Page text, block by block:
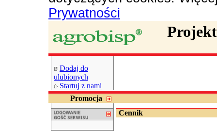
Prywatności
Dodaj do
ulubionych
Startuj z nami
Promocja
Cennik